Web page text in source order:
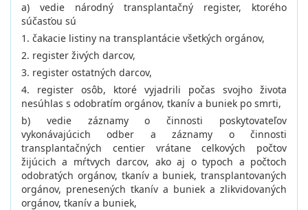
a) vedie národný transplantačný register, ktorého
súčasťou sú
1. čakacie listiny na transplantácie všetkých orgánov,
2. register živých darcov,
3. register ostatných darcov,
4. register osôb, ktoré vyjadrili počas svojho života
nesúhlas s odobratím orgánov, tkanív a buniek po smrti,
b) vedie záznamy o činnosti poskytovateľov
vykonávajúcich odber a záznamy o činnosti
transplantačných centier vrátane celkových počtov
žijúcich a mŕtvych darcov, ako aj o typoch a počtoch
odobratých orgánov, tkanív a buniek, transplantovaných
orgánov, prenesených tkanív a buniek a zlikvidovaných
orgánov, tkanív a buniek,